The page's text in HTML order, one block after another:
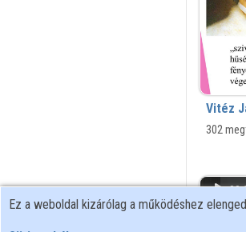
Vitéz
302
Ez a weboldal kizárólag a működéshez